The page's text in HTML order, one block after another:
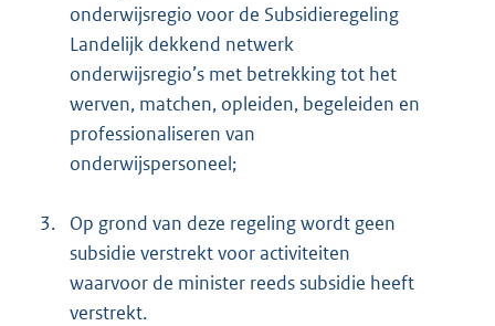
onderwijsregio voor de Subsidieregeling
Landelijk dekkend netwerk
onderwijsregio’s met betrekking tot het
werven, matchen, opleiden, begeleiden en
professionaliseren van
onderwijspersoneel;
3.
Op grond van deze regeling wordt geen
subsidie verstrekt voor activiteiten
waarvoor de minister reeds subsidie heeft
verstrekt.